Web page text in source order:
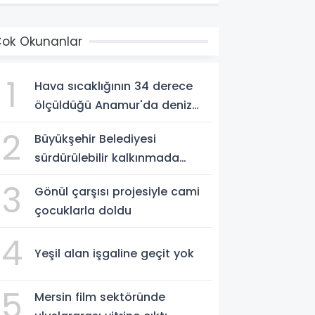
Okunanlar
1
Hava sıcaklığının 34 derece
ölçüldüğü Anamur'da deniz
gördü
2
Büyükşehir Belediyesi
sürdürülebilir kalkınmada
3
Gönül çarşısı projesiyle cami
çocuklarla doldu
4 Yeşil alan işgaline geçit yok
Mersin film sektöründe